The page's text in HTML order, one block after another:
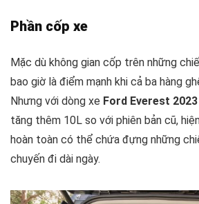
Phần cốp xe
Mặc dù không gian cốp trên những
bao giờ là điểm mạnh khi cả ba hàng
Nhưng với dòng xe Ford Everest 2023
tăng thêm 10L so với phiên bản cũ,
hoàn toàn có thể chứa đựng những
chuyến đi dài ngày.